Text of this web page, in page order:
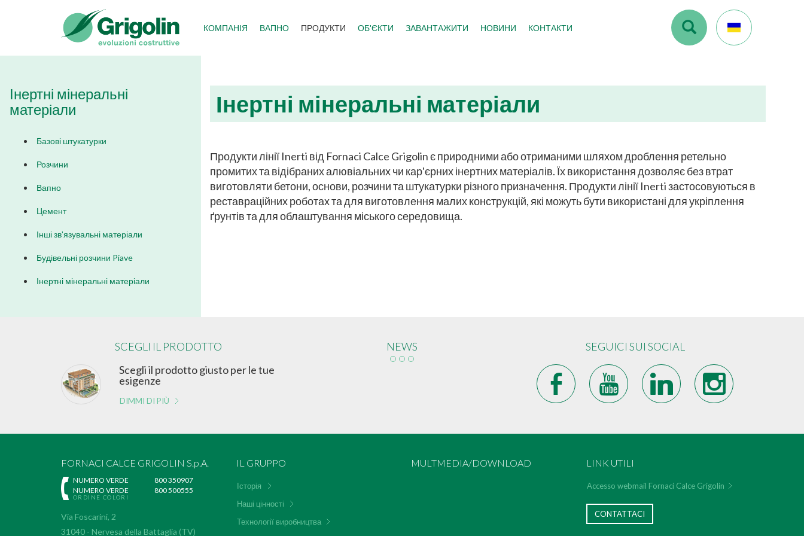
КОМПАНІЯ ВАПНО ПРОДУКТИ ОБ'ЄКТИ ЗАВАНТАЖИТИ НОВИНИ КОНТАКТИ
Інертні мінеральні
матеріали
Базові штукатурки
Розчини
Вапно
Цемент
Інші зв’язувальні матеріали
Будівельні розчини Piave
Інертні мінеральні матеріали
Інертні мінеральні матеріали
Продукти лінії Inerti від Fornaci Calce Grigolin є природними або отриманими шляхом дроблення ретельно
промитих та відібраних алювіальних чи кар'єрних інертних матеріалів. Їх використання дозволяє без втрат
виготовляти бетони, основи, розчини та штукатурки різного призначення. Продукти лінії Inerti застосовуються в
реставраційних роботах та для виготовлення малих конструкцій, які можуть бути використані для укріплення
ґрунтів та для облаштування міського середовища.
SCEGLI IL PRODOTTO
Scegli il prodotto giusto per le tue
esigenze
DIMMI DI PIÙ
NEWS SEGUICI SUI SOCIAL
b r j x
FORNACI CALCE GRIGOLIN S.p.A.
NUMERO VERDE
800 350907
NUMERO VERDE
ORDINE COLORI
800 500555
Via Foscarini, 2
31040 - Nervesa della Battaglia (TV)
IL GRUPPO
Історія
Наші цінності
Технології виробництва
MULTMEDIA/DOWNLOAD LINK UTILI
Accesso webmail Fornaci Calce Grigolin
CONTATTACI